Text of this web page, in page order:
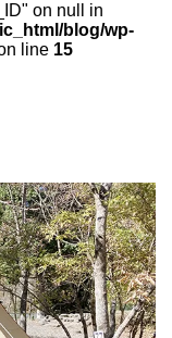
on null in
blog/wp-
line 15